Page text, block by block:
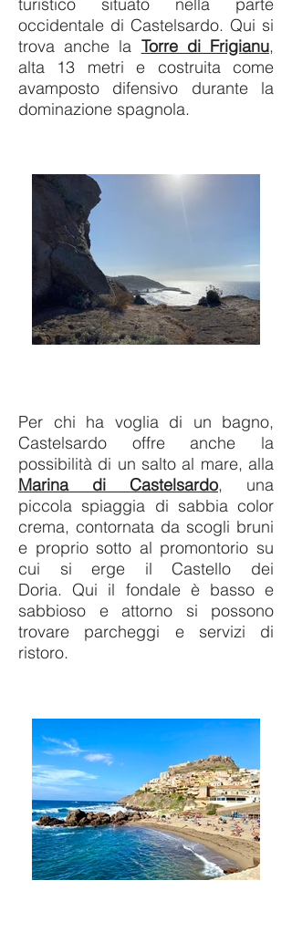
occidentale di Castelsardo. Qui si
trova anche la Torre di Frigianu,
alta 13 metri e costruita come
avamposto difensivo durante la
dominazione spagnola.
Per chi ha voglia di un bagno,
Castelsardo offre anche la
possibilità di un salto al mare, alla
Marina di Castelsardo, una
piccola spiaggia di sabbia color
crema, contornata da scogli bruni
e proprio sotto al promontorio su
cui si erge il Castello dei
Doria. Qui il fondale è basso e
sabbioso e attorno si possono
trovare parcheggi e servizi di
ristoro.